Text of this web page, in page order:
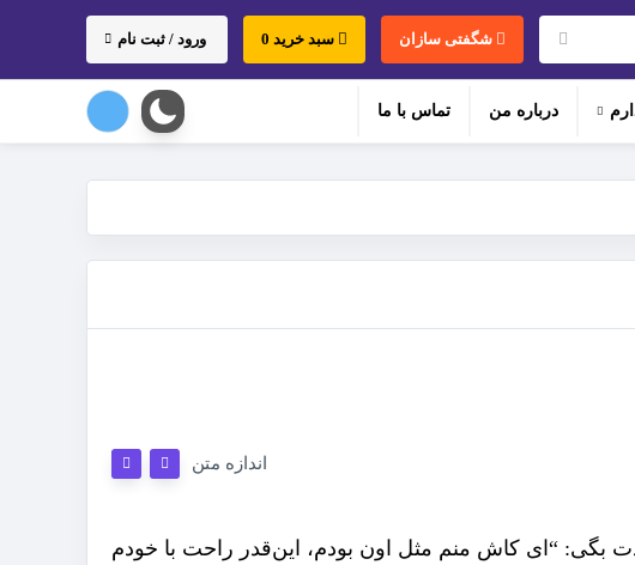
ورود / ثبت نام سبد خرید 0 شگفتی سازان
درباره من تماس با ما
اندازه متن
بگی: “ای کاش منم مثل اون بودم، این‌قدر راحت با خودم